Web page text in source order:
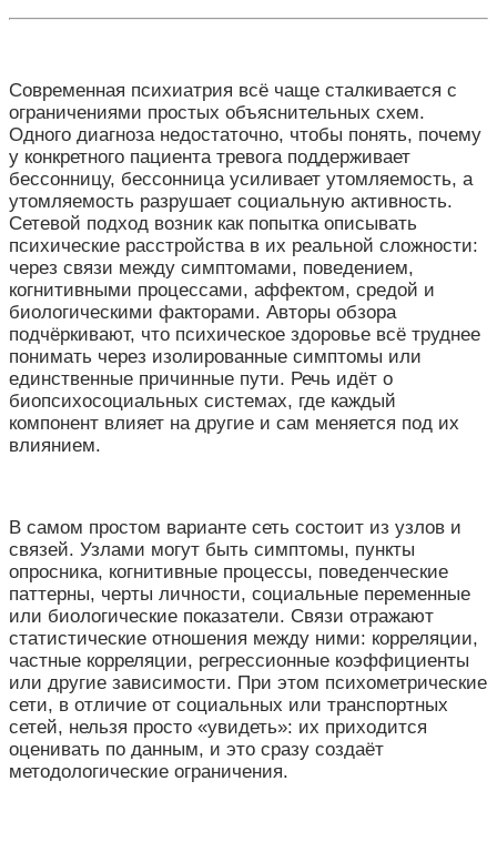
Современная психиатрия всё чаще сталкивается с
ограничениями простых объяснительных схем.
Одного диагноза недостаточно, чтобы понять, почему
у конкретного пациента тревога поддерживает
бессонницу, бессонница усиливает утомляемость, а
утомляемость разрушает социальную активность.
Сетевой подход возник как попытка описывать
психические расстройства в их реальной сложности:
через связи между симптомами, поведением,
когнитивными процессами, аффектом, средой и
биологическими факторами. Авторы обзора
подчёркивают, что психическое здоровье всё труднее
понимать через изолированные симптомы или
единственные причинные пути. Речь идёт о
биопсихосоциальных системах, где каждый
компонент влияет на другие и сам меняется под их
влиянием.
В самом простом варианте сеть состоит из узлов и
связей. Узлами могут быть симптомы, пункты
опросника, когнитивные процессы, поведенческие
паттерны, черты личности, социальные переменные
или биологические показатели. Связи отражают
статистические отношения между ними: корреляции,
частные корреляции, регрессионные коэффициенты
или другие зависимости. При этом психометрические
сети, в отличие от социальных или транспортных
сетей, нельзя просто «увидеть»: их приходится
оценивать по данным, и это сразу создаёт
методологические ограничения.